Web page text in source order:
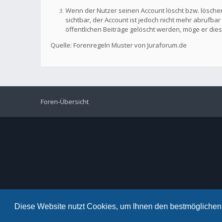
Diese Website nutzt Cookies, um Ihnen den
Wenn der Nutzer seinen Account löscht bzw.
sichtbar, der Account ist jedoch nicht mehr
öffentlichen Beiträge gelöscht werden, möge er
Quelle: Forenregeln Muster von Juraforum.de
Foren-Übersicht